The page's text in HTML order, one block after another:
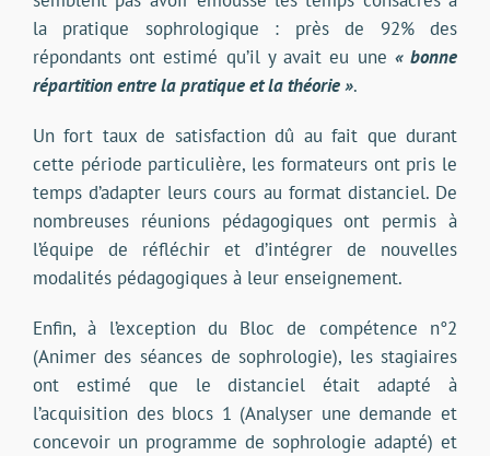
la pratique sophrologique : près de 92% des
répondants ont estimé qu’il y avait eu une « bonne
répartition entre la pratique et la théorie ».
Un fort taux de satisfaction dû au fait que durant
cette période particulière, les formateurs ont pris le
temps d’adapter leurs cours au format distanciel. De
nombreuses réunions pédagogiques ont permis à
l’équipe de réfléchir et d’intégrer de nouvelles
modalités pédagogiques à leur enseignement.
Enfin, à l’exception du Bloc de compétence n°2
(Animer des séances de sophrologie), les stagiaires
ont estimé que le distanciel était adapté à
l’acquisition des blocs 1 (Analyser une demande et
concevoir un programme de sophrologie adapté) et